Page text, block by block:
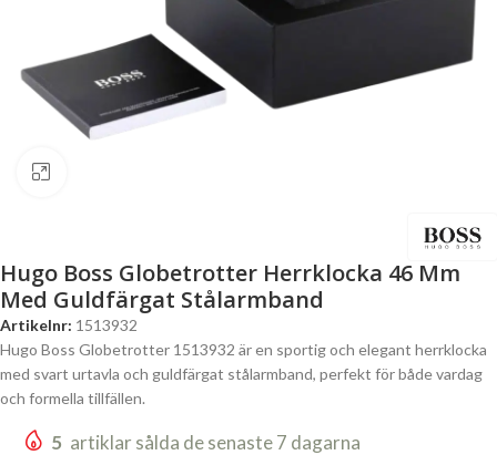
Hugo Boss Globetrotter Herrklocka 46 Mm
Med Guldfärgat Stålarmband
Artikelnr: 1513932
Hugo Boss Globetrotter 1513932 är en sportig och elegant herrklocka
med svart urtavla och guldfärgat stålarmband, perfekt för både vardag
och formella tillfällen.
5 artiklar sålda de senaste 7 dagarna